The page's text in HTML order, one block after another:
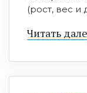
(рост, вес и
Читать